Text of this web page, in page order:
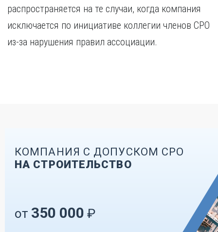
распространяется на те случаи, когда компания
исключается по инициативе коллегии членов СРО
из-за нарушения правил ассоциации.
КОМПАНИЯ С ДОПУСКОМ СРО
НА СТРОИТЕЛЬСТВО
от 350 000 ₽